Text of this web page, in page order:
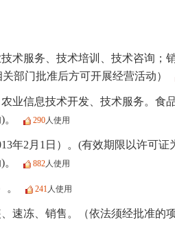
术服务、技术培训、技术咨询；
部门批准后方可开展经营活动）
业信息技术开发、技术服务。食
290 人使用
年2月1日）。(有效期限以许可证
882 人使用
241 人使用
速冻、销售。（依法须经批准的